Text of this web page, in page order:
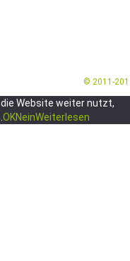
© 2011-
Website weiter nutzt,
OKNeinWeiterlesen